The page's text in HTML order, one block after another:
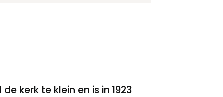
kerk te klein en is in 1923